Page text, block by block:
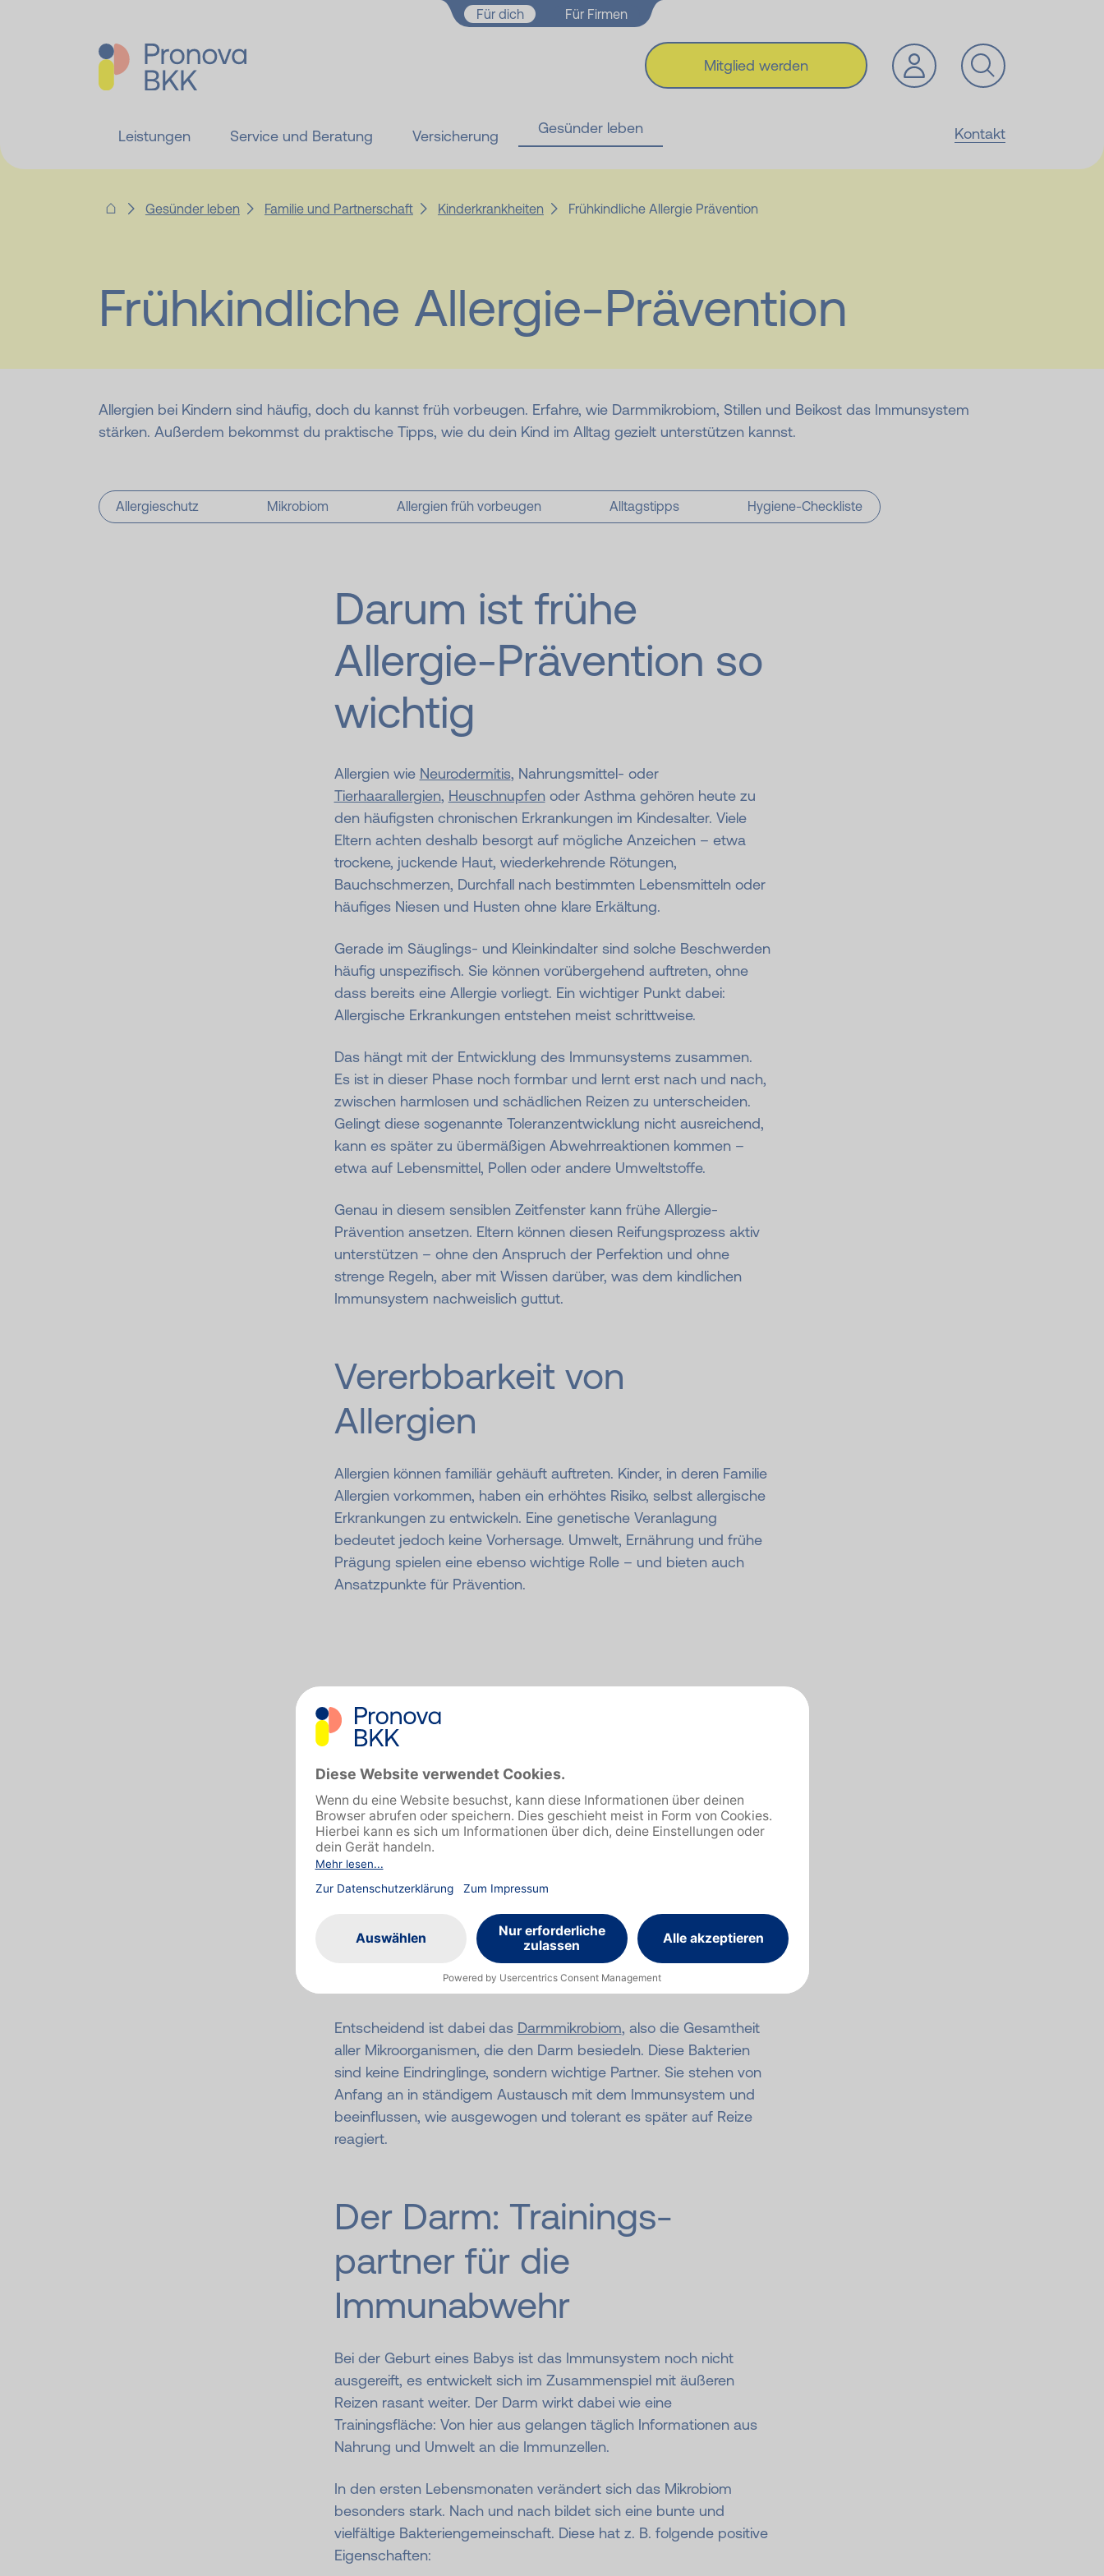
Zum Hauptinhalt springen
Für dich Für Firmen
Mitglied werden
Leistungen Service und Beratung Versicherung Gesünder leben Kontakt
Gesünder leben Familie und Partnerschaft Kinderkrankheiten Frühkindliche Allergie Prävention
Frühkindliche Allergie-Prävention
Allergien bei Kindern sind häufig, doch du kannst früh vorbeugen. Erfahre, wie Darmmikrobiom, Stillen und Beikost das Immunsystem
stärken. Außerdem bekommst du praktische Tipps, wie du dein Kind im Alltag gezielt unterstützen kannst.
Allergieschutz Mikrobiom Allergien früh vorbeugen Alltagstipps Hygiene-Checkliste
Darum ist frühe
Allergie-Prävention so
wichtig
Allergien wie Neurodermitis, Nahrungsmittel- oder
Tierhaarallergien, Heuschnupfenoder Asthma gehören heute zu
den häufigsten chronischen Erkrankungen im Kindesalter. Viele
Eltern achten deshalb besorgt auf mögliche Anzeichen – etwa
trockene, juckende Haut, wiederkehrende Rötungen,
Bauchschmerzen, Durchfall nach bestimmten Lebensmitteln oder
häufiges Niesen und Husten ohne klare Erkältung.
Gerade im Säuglings- und Kleinkindalter sind solche Beschwerden
häufig unspezifisch. Sie können vorübergehend auftreten, ohne
dass bereits eine Allergie vorliegt. Ein wichtiger Punkt dabei:
Allergische Erkrankungen entstehen meist schrittweise.
Das hängt mit der Entwicklung des Immunsystems zusammen.
Es ist in dieser Phase noch formbar und lernt erst nach und nach,
zwischen harmlosen und schädlichen Reizen zu unterscheiden.
Gelingt diese sogenannte Toleranzentwicklung nicht ausreichend,
kann es später zu übermäßigen Abwehrreaktionen kommen –
etwa auf Lebensmittel, Pollen oder andere Umweltstoffe.
Genau in diesem sensiblen Zeitfenster kann frühe Allergie-
Prävention ansetzen. Eltern können diesen Reifungsprozess aktiv
unterstützen – ohne den Anspruch der Perfektion und ohne
strenge Regeln, aber mit Wissen darüber, was dem kindlichen
Immunsystem nachweislich guttut.
Vererbbarkeit von
Allergien
Allergien können familiär gehäuft auftreten. Kinder, in deren Familie
Allergien vorkommen, haben ein erhöhtes Risiko, selbst allergische
Erkrankungen zu entwickeln. Eine genetische Veranlagung
bedeutet jedoch keine Vorhersage. Umwelt, Ernährung und frühe
Prägung spielen eine ebenso wichtige Rolle – und bieten auch
Ansatzpunkte für Prävention.
Darmgesundheit und
Immun­system: Die
Rolle des Mikrobioms
Unser Darm ist viel mehr als nur ein Verdauungsorgan. Auch für
das Immunsystem spielt er eine Schlüsselrolle: Rund 70 % der
Abwehrzellen befinden sich im Magen-Darm-Trakt. Schon bei
Babys hilft der Darm dem noch unerfahrenen Immunsystem zu
unterscheiden, welche Stoffe harmlos sind und welche eine
Abwehrreaktion erfordern.
Entscheidend ist dabei das Darmmikrobiom, also die Gesamtheit
aller Mikroorganismen, die den Darm besiedeln. Diese Bakterien
sind keine Eindringlinge, sondern wichtige Partner. Sie stehen von
Anfang an in ständigem Austausch mit dem Immunsystem und
beeinflussen, wie ausgewogen und tolerant es später auf Reize
reagiert.
Der Darm: Trainings­
partner für die
Immunabwehr
Bei der Geburt eines Babys ist das Immunsystem noch nicht
ausgereift, es entwickelt sich im Zusammenspiel mit äußeren
Reizen rasant weiter. Der Darm wirkt dabei wie eine
Trainingsfläche: Von hier aus gelangen täglich Informationen aus
Nahrung und Umwelt an die Immunzellen.
In den ersten Lebensmonaten verändert sich das Mikrobiom
besonders stark. Nach und nach bildet sich eine bunte und
vielfältige Bakteriengemeinschaft. Diese hat z. B. folgende positive
Eigenschaften: